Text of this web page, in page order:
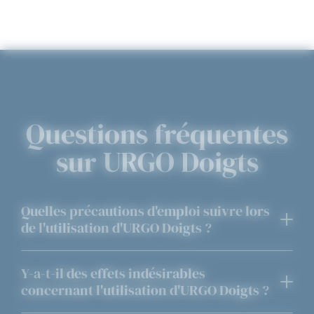
Questions fréquentes
sur URGO Doigts
Quelles précautions d'emploi suivre lors
de l'utilisation d'URGO Doigts ?
Ne convient pas aux enfants de moins de 1 an. En
cas de corps étrangers dans la plaie, de
saignement important, de morsure, de piqûre avec
un objet pointu et/ou souillé ou si vous ne
Y-a-t-il des effets indésirables
concernant l'utilisation d'URGO Doigts ?
Comme tout pansement, ce produit peut